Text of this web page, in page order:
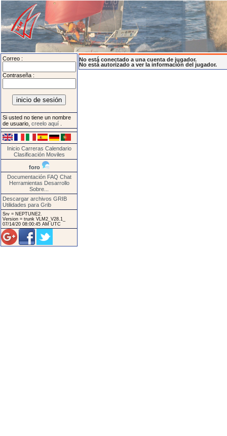
Correo :
Contraseña :
Si usted no tiene un nombre
de usuario, creelo aquí
Inicio Carreras Calendario
Clasificación Moviles
foro
Documentación FAQ Chat
Herramientas Desarrollo
Sobre...
Descargar archivos GRIB
Utilidades para Grib
Srv = NEPTUNE2.
Version = trunk VLM2_V28.1_
07/14/20 08:00:45 AM UTC
No está conectado a una cuenta de jugador.
No está autorizado a ver la información del jugador.